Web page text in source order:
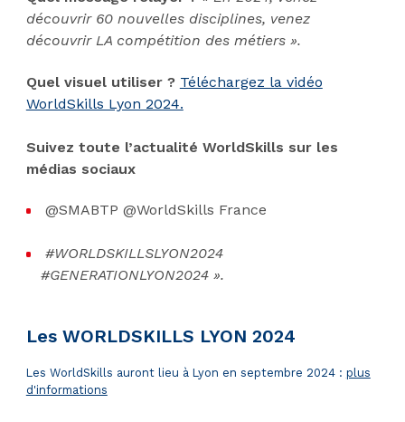
découvrir 60 nouvelles disciplines, venez
découvrir LA compétition des métiers ».
Quel visuel utiliser ? Téléchargez la vidéo
WorldSkills Lyon 2024.
Suivez toute l’actualité WorldSkills sur les
médias sociaux
@SMABTP @WorldSkills France
#WORLDSKILLSLYON2024
#GENERATIONLYON2024 ».
Les WORLDSKILLS LYON 2024
Les WorldSkills auront lieu à Lyon en septembre 2024 : plus
d'informations